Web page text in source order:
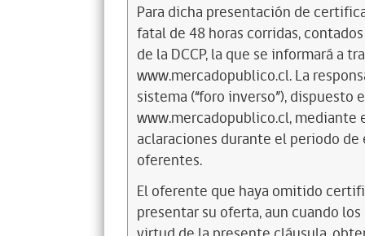
Para dicha presentación de
fatal de 48 horas corridas,
de la DCCP, la que se informará a
www.mercadopublico.cl. La
sistema (“foro inverso”),
www.mercadopublico.cl,
aclaraciones durante el periodo
oferentes.
El oferente que haya omitido
presentar su oferta, aun cuando